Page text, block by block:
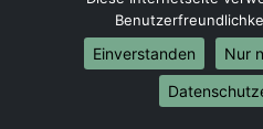
Umzug von Leipzig nach
Umzug von Leipzig nach
Umzug von Leipzig nach
Umzug von Leipzig nach
Einverstanden
Nur